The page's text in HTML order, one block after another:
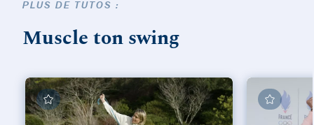
PLUS DE TUTOS :
Muscle ton swing